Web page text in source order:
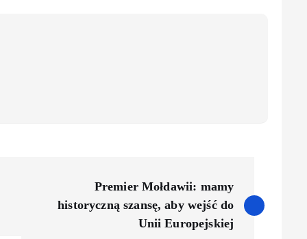
Premier Mołdawii: mamy
historyczną szansę, aby wejść do
Unii Europejskiej